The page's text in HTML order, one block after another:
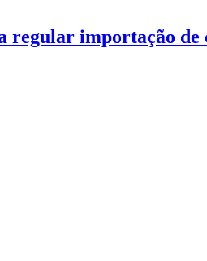
regular importação de